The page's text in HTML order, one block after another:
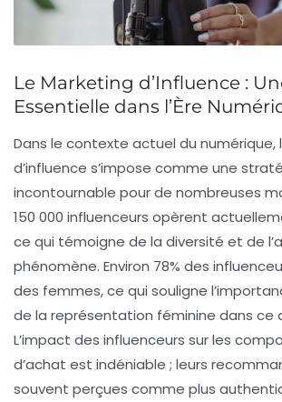
Le Marketing d’Influence :
Essentielle dans l’Ère
Dans le contexte actuel du numérique,
d’influence s’impose comme une
incontournable pour de nombreuses
150 000 influenceurs opèrent
ce qui témoigne de la diversité et de
phénomène. Environ 78% des
des femmes, ce qui souligne
de la représentation féminine dans ce
L’impact des influenceurs sur les
d’achat est indéniable ; leurs
souvent perçues comme plus